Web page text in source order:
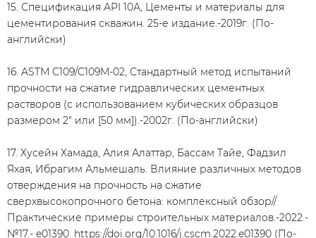
15. Спецификация API 10А, Цементы и материалы для
цементирования скважин. 25-е издание.-2019г. (По-
английски)
16. ASTM C109/C109M-02, Стандартный метод испытаний
прочности на сжатие гидравлических цементных
растворов (с использованием кубических образцов
размером 2" или [50 мм]).-2002г. (По-английски)
17. Хусейн Хамада, Алия Алаттар, Бассам Тайе, Фадзил
Яхая, Ибрагим Альмешаль. Влияние различных методов
отверждения на прочность на сжатие
сверхвысокопрочного бетона: комплексный обзор//
Практические примеры строительных материалов.-2022.-
№17.- e01390. https://doi.org/10.1016/j.cscm.2022.e01390 (По-